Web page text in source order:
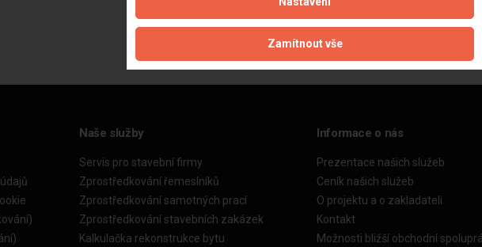
Aktualizováno z portálu ARES dne 22.09.2024 10:32:39
Naše služby
Servis pro stavební firmy
Zprostředkování řemeslníků
Zprostředkování samotných prací
Zprostředkování stavebních zakázek
Kalkulačka rekonstrukce bytu
Informace o nás
Prezentace našich služeb
Ceník našich služeb
O projektu a o zakladateli
Kontakt
Možnosti bližší obchodní
Zamítnout vše